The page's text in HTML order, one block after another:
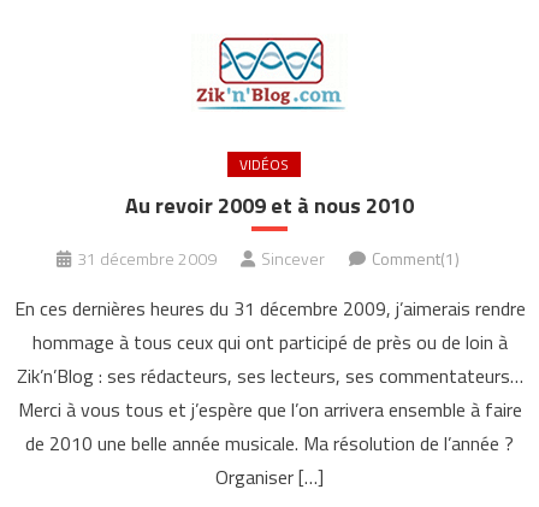
VIDÉOS
Au revoir 2009 et à nous 2010
31 décembre 2009 Sincever Comment(1)
En ces dernières heures du 31 décembre 2009, j’aimerais rendre
hommage à tous ceux qui ont participé de près ou de loin à
Zik’n’Blog : ses rédacteurs, ses lecteurs, ses commentateurs…
Merci à vous tous et j’espère que l’on arrivera ensemble à faire
de 2010 une belle année musicale. Ma résolution de l’année ?
Organiser […]